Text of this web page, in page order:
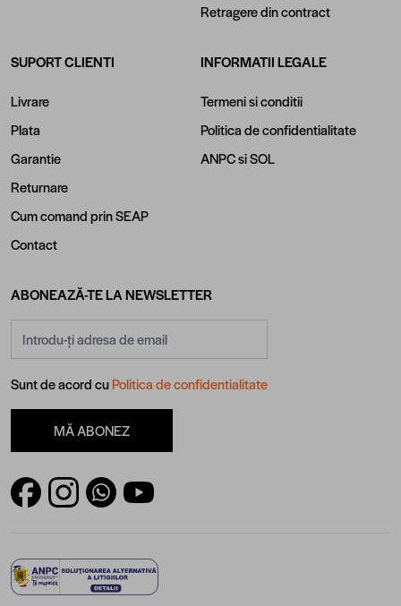
Retragere din contract
SUPORT CLIENTI
Livrare
Plata
Garantie
Returnare
Cum comand prin SEAP
Contact
INFORMATII LEGALE
Termeni si conditii
Politica de confidentialitate
ANPCsiSOL
ABONEAZĂ-TE LA NEWSLETTER
Sunt de acord cuPolitica de confidentialitate
MĂ ABONEZ